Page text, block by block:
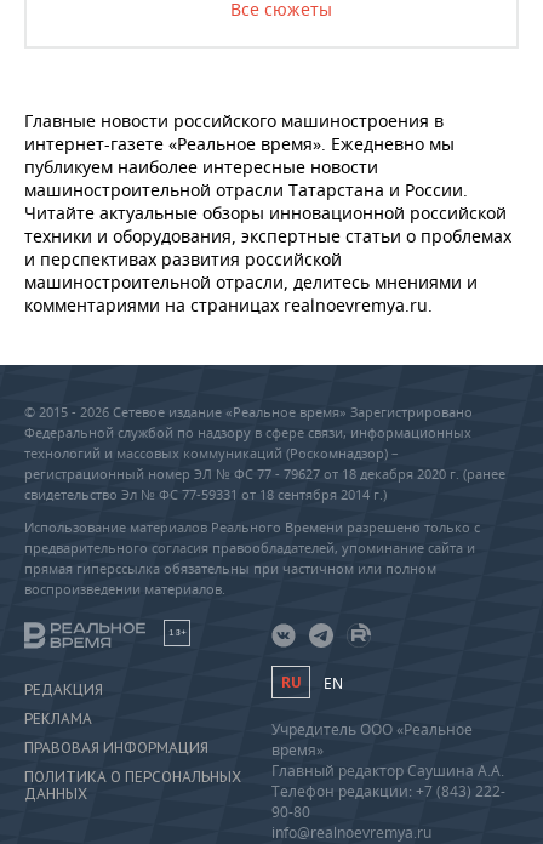
Все сюжеты
Главные новости российского машиностроения в
интернет-газете «Реальное время». Ежедневно мы
публикуем наиболее интересные новости
машиностроительной отрасли Татарстана и России.
Читайте актуальные обзоры инновационной российской
техники и оборудования, экспертные статьи о проблемах
и перспективах развития российской
машиностроительной отрасли, делитесь мнениями и
комментариями на страницах realnoevremya.ru.
© 2015 - 2026 Сетевое издание «Реальное время» Зарегистрировано
Федеральной службой по надзору в сфере связи, информационных
технологий и массовых коммуникаций (Роскомнадзор) –
регистрационный номер ЭЛ № ФС 77 - 79627 от 18 декабря 2020 г. (ранее
свидетельство Эл № ФС 77-59331 от 18 сентября 2014 г.)
Использование материалов Реального Времени разрешено только с
предварительного согласия правообладателей, упоминание сайта и
прямая гиперссылка обязательны при частичном или полном
воспроизведении материалов.
18+
РЕДАКЦИЯ
РЕКЛАМА
ПРАВОВАЯ ИНФОРМАЦИЯ
ПОЛИТИКА О ПЕРСОНАЛЬНЫХ
ДАННЫХ
RU EN
Учредитель ООО «Реальное
время»
Главный редактор Саушина А.А.
Телефон редакции: +7 (843) 222-
90-80
info@realnoevremya.ru